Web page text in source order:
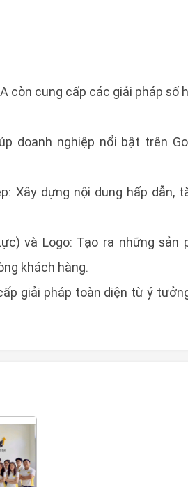
còn cung cấp các giải pháp số
doanh nghiệp nổi bật trên
Xây dựng nội dung hấp
và Logo: Tạo ra những sản
khách hàng.
giải pháp toàn diện từ ý